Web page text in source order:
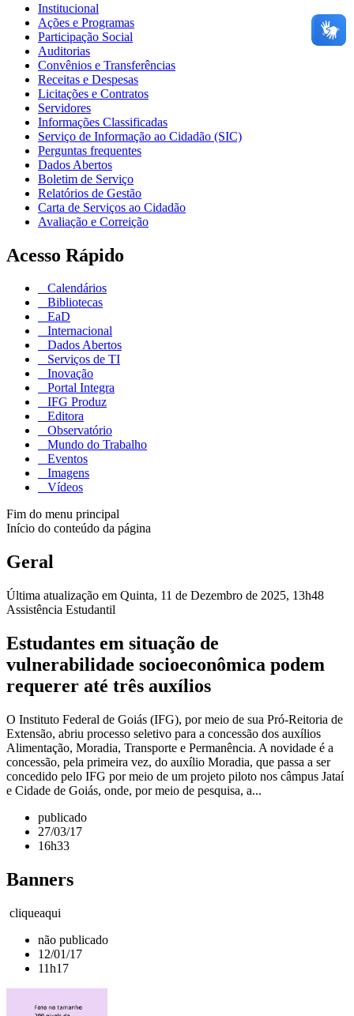
Institucional
Ações e Programas
Participação Social
Auditorias
Convênios e Transferências
Receitas e Despesas
Licitações e Contratos
Servidores
Informações Classificadas
Serviço de Informação ao Cidadão (SIC)
Perguntas frequentes
Dados Abertos
Boletim de Serviço
Relatórios de Gestão
Carta de Serviços ao Cidadão
Avaliação e Correição
Acesso Rápido
Calendários
Bibliotecas
EaD
Internacional
Dados Abertos
Serviços de TI
Inovação
Portal Integra
IFG Produz
Editora
Observatório
Mundo do Trabalho
Eventos
Imagens
Vídeos
Fim do menu principal
Início do conteúdo da página
Geral
Última atualização em Quinta, 11 de Dezembro de 2025, 13h48
Assistência Estudantil
Estudantes em situação de
vulnerabilidade socioeconômica podem
requerer até três auxílios
O Instituto Federal de Goiás (IFG), por meio de sua Pró-Reitoria de
Extensão, abriu processo seletivo para a concessão dos auxílios
Alimentação, Moradia, Transporte e Permanência. A novidade é a
concessão, pela primeira vez, do auxílio Moradia, que passa a ser
concedido pelo IFG por meio de um projeto piloto nos câmpus Jataí
e Cidade de Goiás, onde, por meio de pesquisa, a...
publicado
27/03/17
16h33
Banners
cliqueaqui
não publicado
12/01/17
11h17